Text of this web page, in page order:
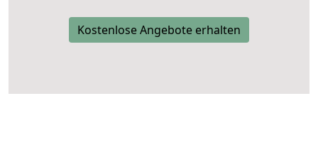
Kostenlose Angebote erhalten